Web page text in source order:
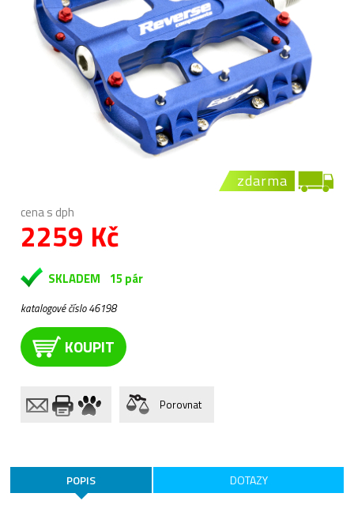
zdarma
cena s dph
2259 Kč
SKLADEM 15 pár
katalogové číslo 46198
KOUPIT
Porovnat
POPIS DOTAZY